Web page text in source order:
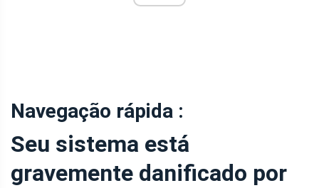
Navegação rápida :
Seu sistema está
gravemente danificado por